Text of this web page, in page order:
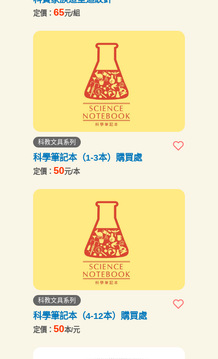
定價：65元/組
科教文具系列
科學筆記本（1-3本）購買處
定價：50元/本
科教文具系列
科學筆記本（4-12本）購買處
定價：50本/元